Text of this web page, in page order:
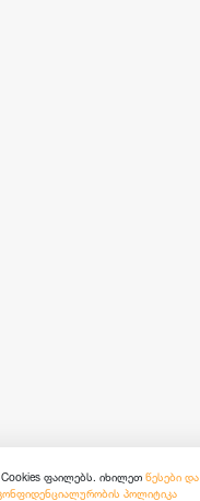
Cookies ფაილებს. იხილეთ წესები და
კონფიდენციალურობის პოლიტიკა